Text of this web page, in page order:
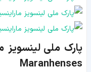
Maranhenses